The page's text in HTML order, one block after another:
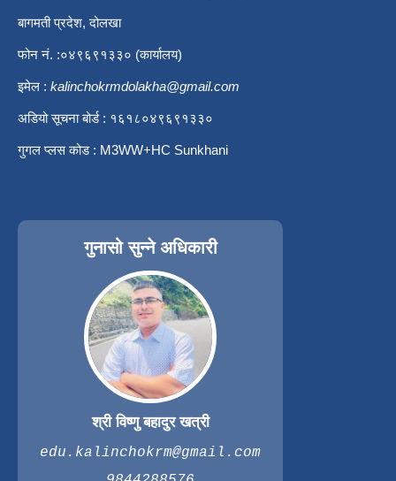
बागमती प्रदेश, दोलखा
फोन नं. :०४९६९१३३० (कार्यालय)
इमेल : kalinchokrmdolakha@gmail.com
अडियो सूचना बोर्ड : १६१८०४९६९१३३०
गुगल प्लस कोड : M3WW+HC Sunkhani
गुनासो सुन्ने अधिकारी
श्री विष्णु बहादुर खत्री
edu.kalinchokrm@gmail.com